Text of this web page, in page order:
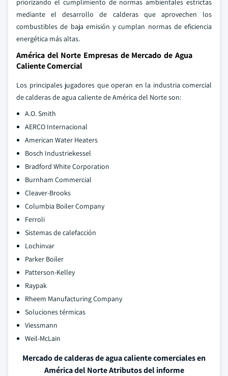
priorizando el cumplimiento de normas ambientales estrictas
mediante el desarrollo de calderas que aprovechen los
combustibles de baja emisión y cumplan normas de eficiencia
energética más altas.
América del Norte Empresas de Mercado de Agua
Caliente Comercial
Los principales jugadores que operan en la industria comercial
de calderas de agua caliente de América del Norte son:
A.O. Smith
AERCO Internacional
American Water Heaters
Bosch Industriekessel
Bradford White Corporation
Burnham Commercial
Cleaver-Brooks
Columbia Boiler Company
Ferroli
Sistemas de calefacción
Lochinvar
Parker Boiler
Patterson-Kelley
Raypak
Rheem Manufacturing Company
Soluciones térmicas
Viessmann
Weil-McLain
Mercado de calderas de agua caliente comerciales en
América del Norte Atributos del informe